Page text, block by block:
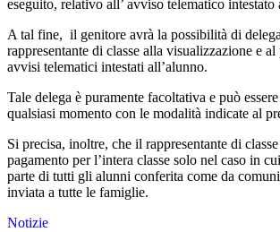
eseguito, relativo all’ avviso telematico
A tal fine, il genitore avrà la possibilità di
rappresentante di classe alla visualizzazione e
avvisi telematici intestati all’alunno.
Tale delega è puramente facoltativa e può
qualsiasi momento con le modalità indicate al
Si precisa, inoltre, che il rappresentante di
pagamento per l’intera classe solo nel caso in
parte di tutti gli alunni conferita come da
inviata a tutte le famiglie.
Notizie